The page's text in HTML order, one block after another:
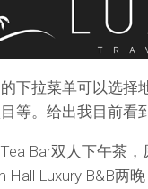
下拉菜单可以选择
等。给出我目前看
Bar双人下午茶
Hall Luxury B&B两